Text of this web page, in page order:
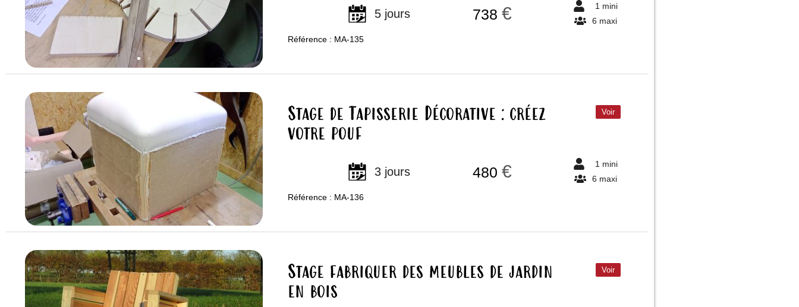
5 jours 738€
1 mini
6 maxi
Référence : MA-135
Stage de Tapisserie Décorative : créez
votre pouf
Voir
3 jours 480€
1 mini
6 maxi
Référence : MA-136
Stage fabriquer des meubles de jardin
en bois
Voir